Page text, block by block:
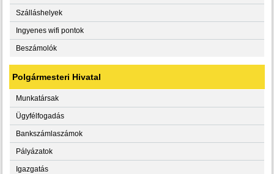
Szálláshelyek
Ingyenes wifi pontok
Beszámolók
Polgármesteri Hivatal
Munkatársak
Ügyfélfogadás
Bankszámlaszámok
Pályázatok
Igazgatás